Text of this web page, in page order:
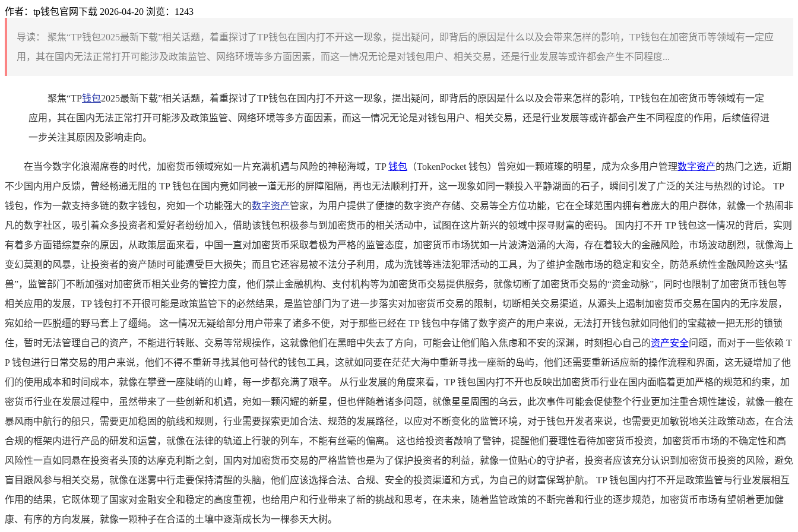
作者：tp钱包官网下载 2026-04-20 浏览：1243
导读：
聚焦“TP钱包2025最新下载”相关话题，着重探讨了TP钱包在国内打不开这一现象，提出疑问，即背后的原因是什么以及会带来怎样的影响，TP钱包在加密货币等领域有一定应
用，其在国内无法正常打开可能涉及政策监管、网络环境等多方面因素，而这一情况无论是对钱包用户、相关交易，还是行业发展等或许都会产生不同程度...
聚焦“TP钱包2025最新下载”相关话题，着重探讨了TP钱包在国内打不开这一现象，提出疑问，即背后的原因是什么以及会带来怎样的影响，TP钱包在加密货币等领域有一定
应用，其在国内无法正常打开可能涉及政策监管、网络环境等多方面因素，而这一情况无论是对钱包用户、相关交易，还是行业发展等或许都会产生不同程度的作用，后续值得进
一步关注其原因及影响走向。
在当今数字化浪潮席卷的时代，加密货币领域宛如一片充满机遇与风险的神秘海域，TP钱包 （TokenPocket 钱包）曾宛如一颗璀璨的明星，成为众多用户管理数字资产的热门之选，近期
不少国内用户反馈，曾经畅通无阻的 TP 钱包在国内竟如同被一道无形的屏障阻隔，再也无法顺利打开，这一现象如同一颗投入平静湖面的石子，瞬间引发了广泛的关注与热烈的讨论。 TP
钱包，作为一款支持多链的数字钱包，宛如一个功能强大的数字资产管家，为用户提供了便捷的数字资产存储、交易等全方位功能，它在全球范围内拥有着庞大的用户群体，就像一个热闹非
凡的数字社区，吸引着众多投资者和爱好者纷纷加入，借助该钱包积极参与到加密货币的相关活动中，试图在这片新兴的领域中探寻财富的密码。 国内打不开 TP 钱包这一情况的背后，实则
有着多方面错综复杂的原因，从政策层面来看，中国一直对加密货币采取着极为严格的监管态度，加密货币市场犹如一片波涛汹涌的大海，存在着较大的金融风险，市场波动剧烈，就像海上
变幻莫测的风暴，让投资者的资产随时可能遭受巨大损失；而且它还容易被不法分子利用，成为洗钱等违法犯罪活动的工具，为了维护金融市场的稳定和安全，防范系统性金融风险这头“猛
兽”，监管部门不断加强对加密货币相关业务的管控力度，他们禁止金融机构、支付机构等为加密货币交易提供服务，就像切断了加密货币交易的“资金动脉”，同时也限制了加密货币钱包等
相关应用的发展，TP 钱包打不开很可能是政策监管下的必然结果，是监管部门为了进一步落实对加密货币交易的限制，切断相关交易渠道，从源头上遏制加密货币交易在国内的无序发展，
宛如给一匹脱缰的野马套上了缰绳。 这一情况无疑给部分用户带来了诸多不便，对于那些已经在 TP 钱包中存储了数字资产的用户来说，无法打开钱包就如同他们的宝藏被一把无形的锁锁
住，暂时无法管理自己的资产，不能进行转账、交易等常规操作，这就像他们在黑暗中失去了方向，可能会让他们陷入焦虑和不安的深渊，时刻担心自己的资产安全问题，而对于一些依赖 T
P 钱包进行日常交易的用户来说，他们不得不重新寻找其他可替代的钱包工具，这就如同要在茫茫大海中重新寻找一座新的岛屿，他们还需要重新适应新的操作流程和界面，这无疑增加了他
们的使用成本和时间成本，就像在攀登一座陡峭的山峰，每一步都充满了艰辛。 从行业发展的角度来看，TP 钱包国内打不开也反映出加密货币行业在国内面临着更加严格的规范和约束，加
密货币行业在发展过程中，虽然带来了一些创新和机遇，宛如一颗闪耀的新星，但也伴随着诸多问题，就像星星周围的乌云，此次事件可能会促使整个行业更加注重合规性建设，就像一艘在
暴风雨中航行的船只，需要更加稳固的航线和规则，行业需要探索更加合法、规范的发展路径，以应对不断变化的监管环境，对于钱包开发者来说，也需要更加敏锐地关注政策动态，在合法
合规的框架内进行产品的研发和运营，就像在法律的轨道上行驶的列车，不能有丝毫的偏离。 这也给投资者敲响了警钟，提醒他们要理性看待加密货币投资，加密货币市场的不确定性和高
风险性一直如同悬在投资者头顶的达摩克利斯之剑，国内对加密货币交易的严格监管也是为了保护投资者的利益，就像一位贴心的守护者，投资者应该充分认识到加密货币投资的风险，避免
盲目跟风参与相关交易，就像在迷雾中行走要保持清醒的头脑，他们应该选择合法、合规、安全的投资渠道和方式，为自己的财富保驾护航。 TP 钱包国内打不开是政策监管与行业发展相互
作用的结果，它既体现了国家对金融安全和稳定的高度重视，也给用户和行业带来了新的挑战和思考，在未来，随着监管政策的不断完善和行业的逐步规范，加密货币市场有望朝着更加健
康、有序的方向发展，就像一颗种子在合适的土壤中逐渐成长为一棵参天大树。